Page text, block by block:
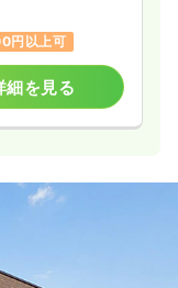
円以上可
細を見る